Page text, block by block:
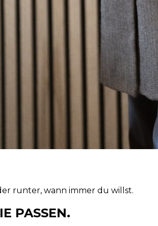
runter, wann immer du willst.
PASSEN.